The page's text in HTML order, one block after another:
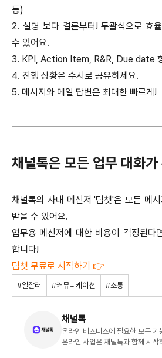
등)
2. 설명 보다 결론부터! 두괄식으로 효
수 있어요.
3. KPI, Action Item, R&R, Due date
4. 진행 상황은 수시로 공유하세요.
5. 메시지와 메일 답변은 최대한 빠르게!
채널톡은 모든 업무 대화가
채널톡의 사내 메신저 '팀챗'은 모든 메
받을 수 있어요.
업무용 메신저에 대한 비용이 걱정된다
합니다!
팀챗 무료로 시작하기 👉
#일잘러 #커뮤니케이션 #소통
채널톡
온라인 비즈니스에 필요한 모든
온라인 사업은 채널톡과 함께 시작